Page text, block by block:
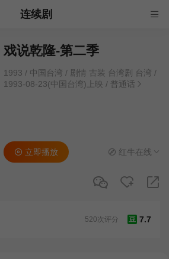
连续剧
戏说乾隆-第二季
1993 / 中国台湾 / 剧情 古装 台湾剧 台湾 /
1993-08-23(中国台湾)上映 / 普通话
立即播放 红牛在线
豆 7.7
520次评分